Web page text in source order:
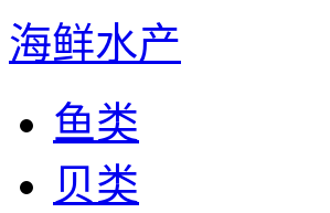
海鲜水产
鱼类
贝类